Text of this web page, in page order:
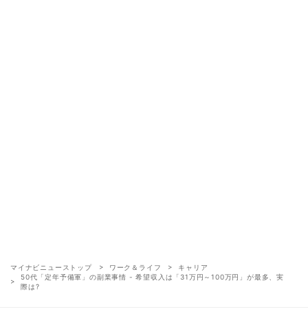
マイナビニューストップ ワーク＆ライフ
キャリア
50代「定年予備軍」の副業事情 - 希望収入は「31万円～100万円」が最多、実
際は?